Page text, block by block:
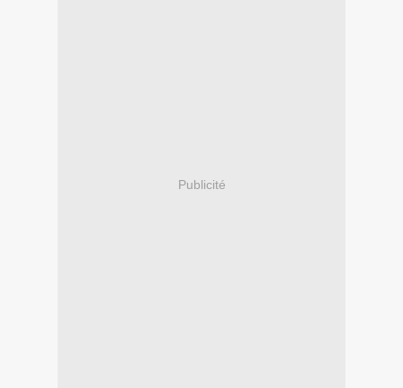
Publicité